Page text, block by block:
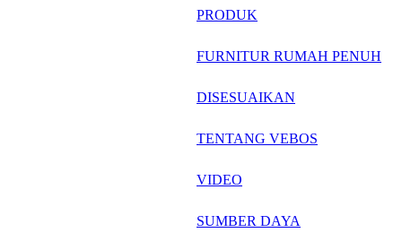
français
العربية
PRODUK
FURNITUR RUMAH PENUH
DISESUAIKAN
TENTANG VEBOS
VIDEO
SUMBER DAYA